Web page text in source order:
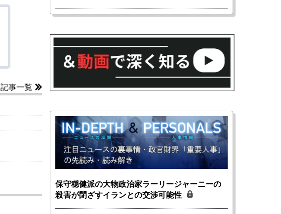
記事一覧
保守穏健派の大物政治家ラーリージャーニーの
殺害が閉ざすイランとの交渉可能性